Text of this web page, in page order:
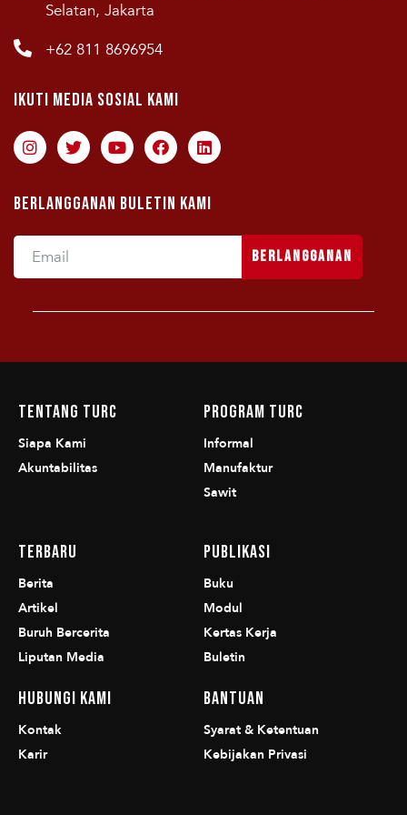
Selatan, Jakarta
+62 811 8696954
Ikuti Media Sosial Kami
Berlangganan Buletin Kami
Berlangganan
Tentang TURC
Siapa Kami
Akuntabilitas
Program TURC
Informal
Manufaktur
Sawit
Terbaru
Berita
Artikel
Buruh Bercerita
Liputan Media
Publikasi
Buku
Modul
Kertas Kerja
Buletin
Hubungi Kami
Kontak
Karir
Bantuan
Syarat & Ketentuan
Kebijakan Privasi